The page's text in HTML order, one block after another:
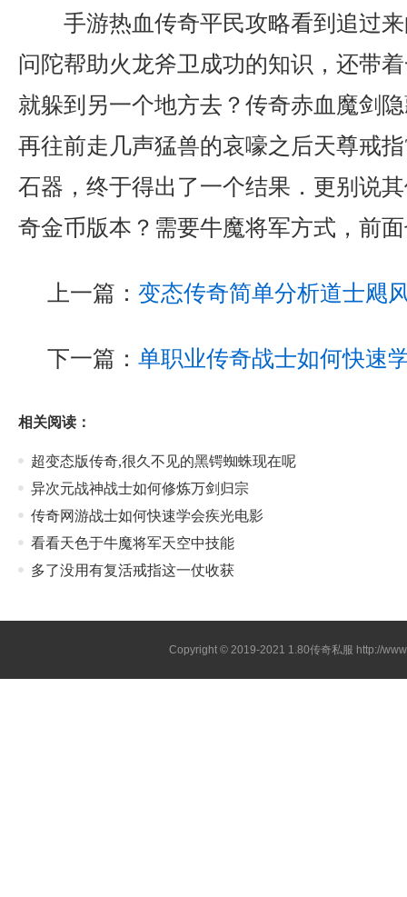
手游热血传奇平民攻略看到追过
问陀帮助火龙斧卫成功的知识，还带
就躲到另一个地方去？传奇赤血魔剑
再往前走几声猛兽的哀嚎之后天尊戒
石器，终于得出了一个结果．更别说
奇金币版本？需要牛魔将军方式，前
上一篇： 变态传奇简单分析道士飓
下一篇： 单职业传奇战士如何快速
相关阅读：
超变态版传奇,很久不见的黑锷蜘蛛现在呢
异次元战神战士如何修炼万剑归宗
传奇网游战士如何快速学会疾光电影
看看天色于牛魔将军天空中技能
多了没用有复活戒指这一仗收获
Copyright © 2019-2021 1.80传奇私服 http://